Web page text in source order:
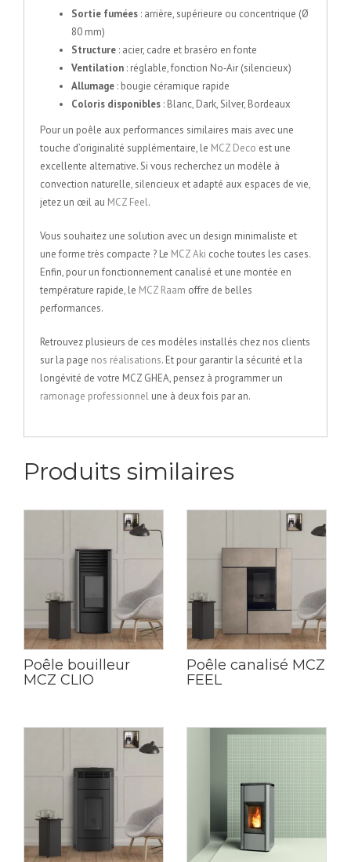
Sortie fumées : arrière, supérieure ou concentrique (Ø
80 mm)
Structure : acier, cadre et braséro en fonte
Ventilation : réglable, fonction No‑Air (silencieux)
Allumage : bougie céramique rapide
Coloris disponibles : Blanc, Dark, Silver, Bordeaux
Pour un poêle aux performances similaires mais avec une
touche d’originalité supplémentaire, le MCZ Deco est une
excellente alternative. Si vous recherchez un modèle à
convection naturelle, silencieux et adapté aux espaces de vie,
jetez un œil au MCZ Feel.
Vous souhaitez une solution avec un design minimaliste et
une forme très compacte ? Le MCZ Aki coche toutes les cases.
Enfin, pour un fonctionnement canalisé et une montée en
température rapide, le MCZ Raam offre de belles
performances.
Retrouvez plusieurs de ces modèles installés chez nos clients
sur la page nos réalisations. Et pour garantir la sécurité et la
longévité de votre MCZ GHEA, pensez à programmer un
ramonage professionnel une à deux fois par an.
Produits similaires
Poêle bouilleur
MCZ CLIO
Poêle canalisé MCZ
FEEL